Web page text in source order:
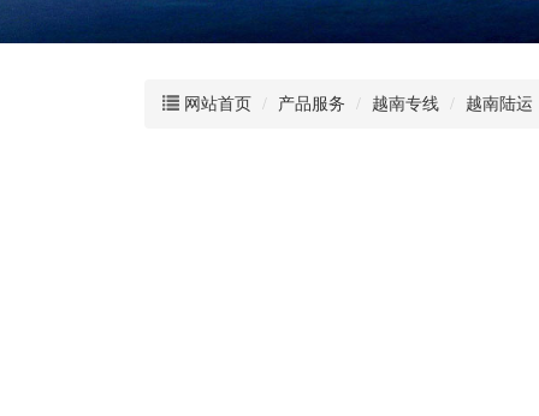
网站首页 产品服务 越南专线 越南陆运